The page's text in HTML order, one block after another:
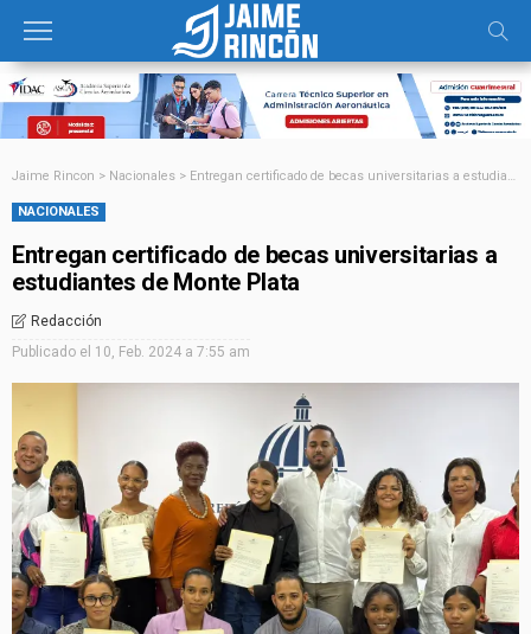
Jaime Rincon > Nacionales > Entregan certificado de becas universitarias a estudiantes de Monte Plata
NACIONALES
Entregan certificado de becas universitarias a
estudiantes de Monte Plata
Redacción
Publicado el 10, Feb. 2024 a 7:55 am